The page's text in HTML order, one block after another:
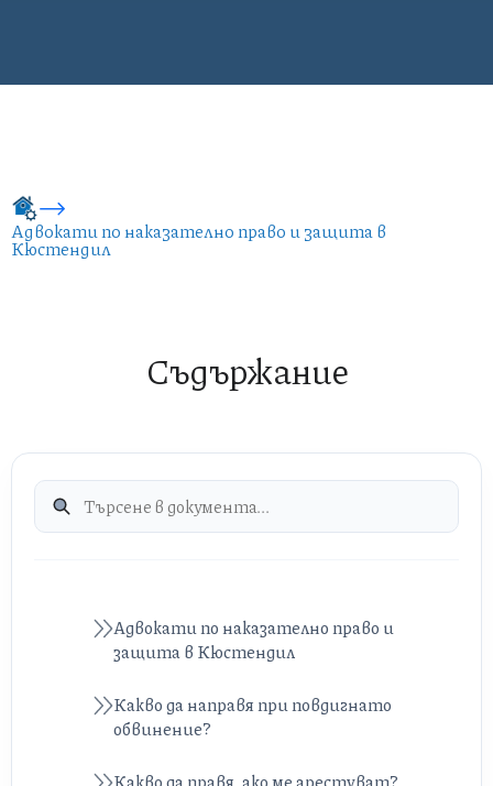
Адвокати по наказателно право и защита в
Кюстендил
Съдържание
Адвокати по наказателно право и
защита в Кюстендил
Какво да направя при повдигнато
обвинение?